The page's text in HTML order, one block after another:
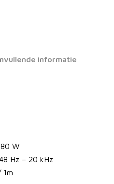
informatie
W
Hz – 20 kHz
1m